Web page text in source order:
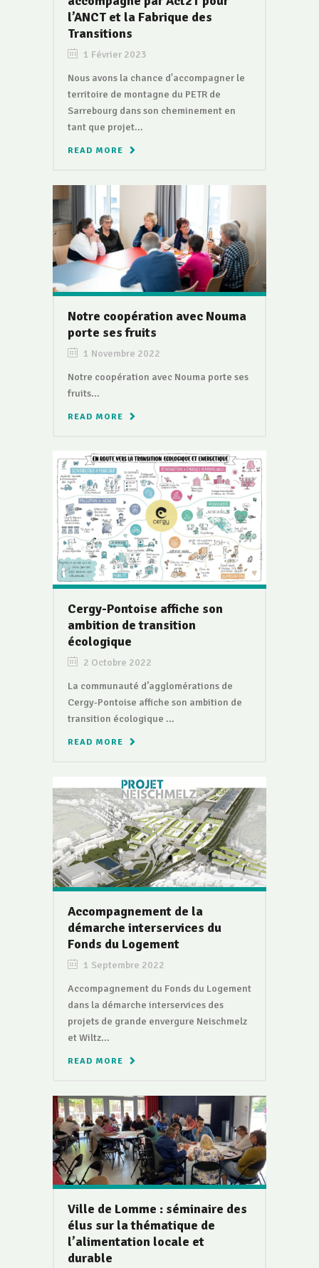
l’ANCT et la Fabrique des
Transitions
1 Février 2023
Nous avons la chance d'accompagner le
territoire de montagne du PETR de
Sarrebourg dans son cheminement en
tant que projet...
READ MORE
Notre coopération avec Nouma
porte ses fruits
1 Novembre 2022
Notre coopération avec Nouma porte ses
fruits...
READ MORE
Cergy-Pontoise affiche son
ambition de transition
écologique
2 Octobre 2022
La communauté d’agglomérations de
Cergy-Pontoise affiche son ambition de
transition écologique ...
READ MORE
Accompagnement de la
démarche interservices du
Fonds du Logement
1 Septembre 2022
Accompagnement du Fonds du Logement
dans la démarche interservices des
projets de grande envergure Neischmelz
et Wiltz...
READ MORE
Ville de Lomme : séminaire des
élus sur la thématique de
l’alimentation locale et
durable